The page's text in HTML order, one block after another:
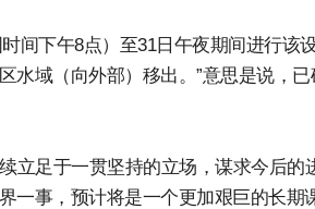
间下午8点）至31日午夜期间进行该
水域（向外部）移出。”意思是说，已
立足于一贯坚持的立场，谋求今后的
一事，预计将是一个更加艰巨的长期